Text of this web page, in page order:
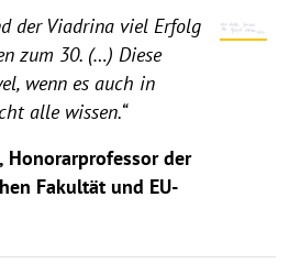
der Viadrina viel Erfolg
zum 30. (…) Diese
wenn es auch in
alle wissen.“
Honorarprofessor der
Fakultät und EU-